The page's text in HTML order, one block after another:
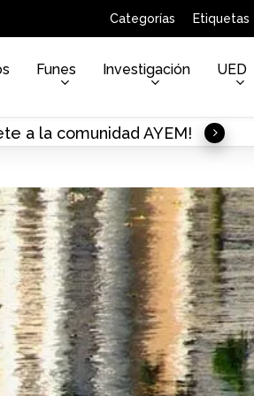
Categorías Etiquetas
Funes Investigación UED
a la comunidad AYEM!